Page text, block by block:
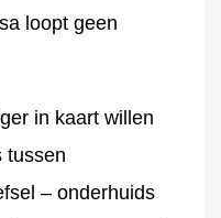
loopt geen
in kaart willen
tussen
– onderhuids